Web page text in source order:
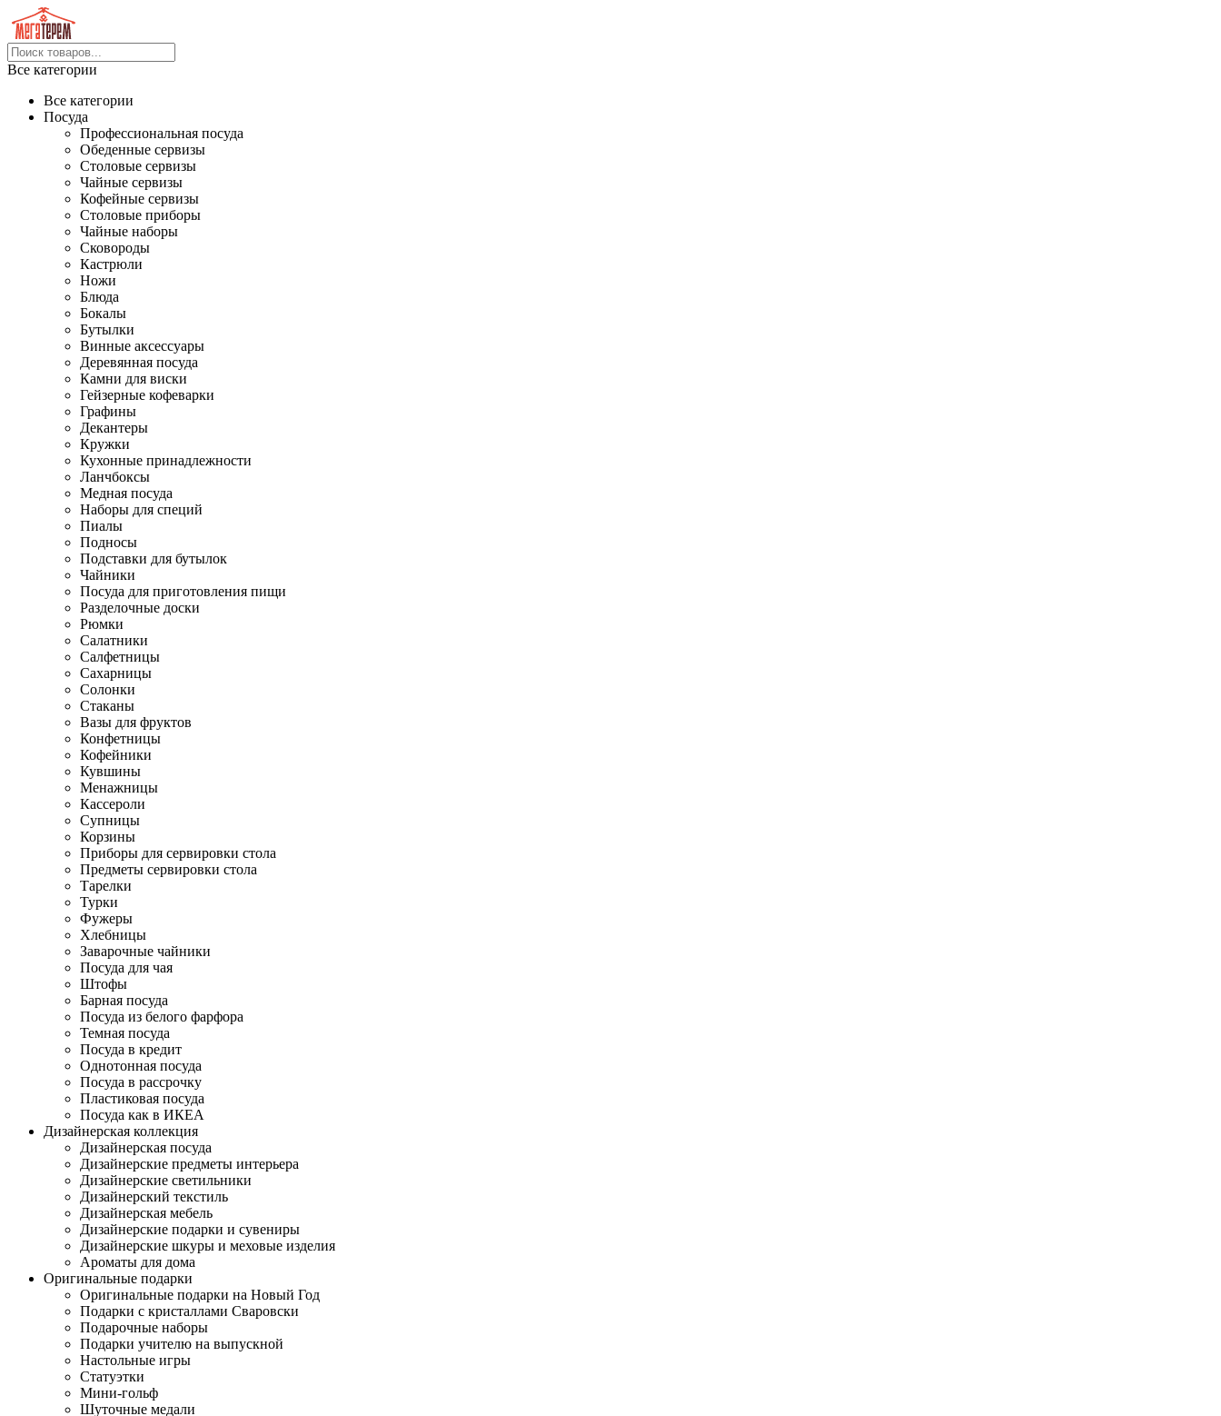
Все категории
Все категории
Посуда
Профессиональная посуда
Обеденные сервизы
Столовые сервизы
Чайные сервизы
Кофейные сервизы
Столовые приборы
Чайные наборы
Сковороды
Кастрюли
Ножи
Блюда
Бокалы
Бутылки
Винные аксессуары
Деревянная посуда
Камни для виски
Гейзерные кофеварки
Графины
Декантеры
Кружки
Кухонные принадлежности
Ланчбоксы
Медная посуда
Наборы для специй
Пиалы
Подносы
Подставки для бутылок
Чайники
Посуда для приготовления пищи
Разделочные доски
Рюмки
Салатники
Салфетницы
Сахарницы
Солонки
Стаканы
Вазы для фруктов
Конфетницы
Кофейники
Кувшины
Менажницы
Кассероли
Супницы
Корзины
Приборы для сервировки стола
Предметы сервировки стола
Тарелки
Турки
Фужеры
Хлебницы
Заварочные чайники
Посуда для чая
Штофы
Барная посуда
Посуда из белого фарфора
Темная посуда
Посуда в кредит
Однотонная посуда
Посуда в рассрочку
Пластиковая посуда
Посуда как в ИКЕА
Дизайнерская коллекция
Дизайнерская посуда
Дизайнерские предметы интерьера
Дизайнерские светильники
Дизайнерский текстиль
Дизайнерская мебель
Дизайнерские подарки и сувениры
Дизайнерские шкуры и меховые изделия
Ароматы для дома
Оригинальные подарки
Оригинальные подарки на Новый Год
Подарки с кристаллами Сваровски
Подарочные наборы
Подарки учителю на выпускной
Настольные игры
Статуэтки
Мини-гольф
Шуточные медали